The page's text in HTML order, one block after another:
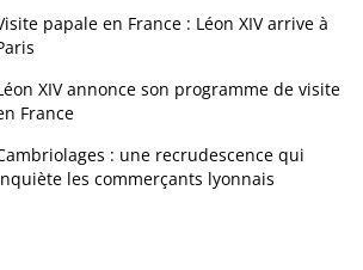
papale en France : Léon XIV arrive à
XIV annonce son programme de visite
France
: une recrudescence qui
les commerçants lyonnais